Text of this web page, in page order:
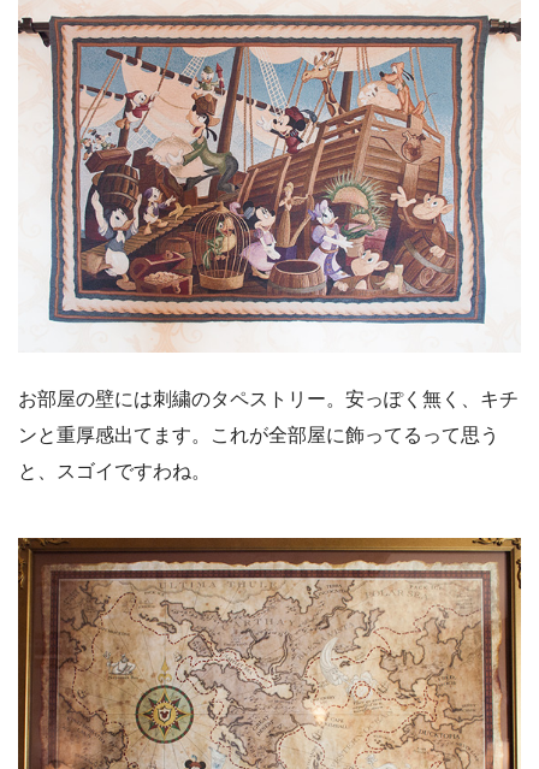
お部屋の壁には刺繍のタペストリー。安っぽく無く、キチ
ンと重厚感出てます。これが全部屋に飾ってるって思う
と、スゴイですわね。